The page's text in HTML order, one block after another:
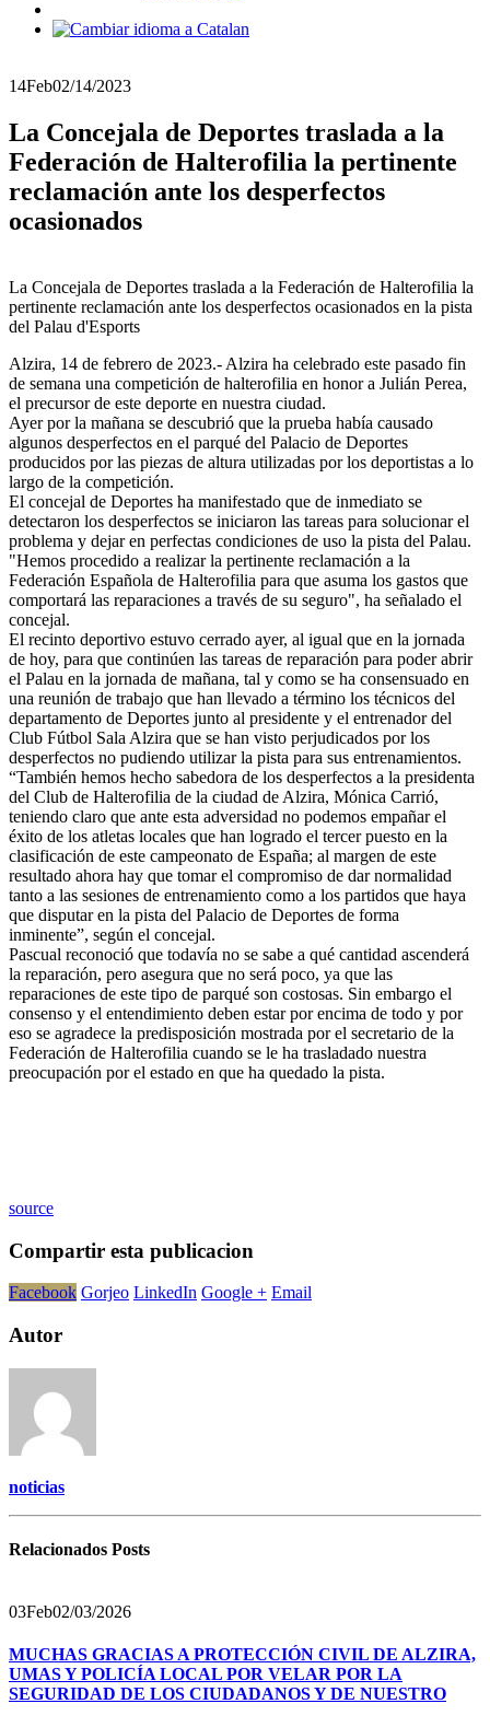
14Feb02/14/2023
La Concejala de Deportes traslada a la
Federación de Halterofilia la pertinente
reclamación ante los desperfectos
ocasionados
La Concejala de Deportes traslada a la Federación de Halterofilia la
pertinente reclamación ante los desperfectos ocasionados en la pista
del Palau d'Esports
Alzira, 14 de febrero de 2023.- Alzira ha celebrado este pasado fin
de semana una competición de halterofilia en honor a Julián Perea,
el precursor de este deporte en nuestra ciudad.
Ayer por la mañana se descubrió que la prueba había causado
algunos desperfectos en el parqué del Palacio de Deportes
producidos por las piezas de altura utilizadas por los deportistas a lo
largo de la competición.
El concejal de Deportes ha manifestado que de inmediato se
detectaron los desperfectos se iniciaron las tareas para solucionar el
problema y dejar en perfectas condiciones de uso la pista del Palau.
"Hemos procedido a realizar la pertinente reclamación a la
Federación Española de Halterofilia para que asuma los gastos que
comportará las reparaciones a través de su seguro", ha señalado el
concejal.
El recinto deportivo estuvo cerrado ayer, al igual que en la jornada
de hoy, para que continúen las tareas de reparación para poder abrir
el Palau en la jornada de mañana, tal y como se ha consensuado en
una reunión de trabajo que han llevado a término los técnicos del
departamento de Deportes junto al presidente y el entrenador del
Club Fútbol Sala Alzira que se han visto perjudicados por los
desperfectos no pudiendo utilizar la pista para sus entrenamientos.
“También hemos hecho sabedora de los desperfectos a la presidenta
del Club de Halterofilia de la ciudad de Alzira, Mónica Carrió,
teniendo claro que ante esta adversidad no podemos empañar el
éxito de los atletas locales que han logrado el tercer puesto en la
clasificación de este campeonato de España; al margen de este
resultado ahora hay que tomar el compromiso de dar normalidad
tanto a las sesiones de entrenamiento como a los partidos que haya
que disputar en la pista del Palacio de Deportes de forma
inminente”, según el concejal.
Pascual reconoció que todavía no se sabe a qué cantidad ascenderá
la reparación, pero asegura que no será poco, ya que las
reparaciones de este tipo de parqué son costosas. Sin embargo el
consenso y el entendimiento deben estar por encima de todo y por
eso se agradece la predisposición mostrada por el secretario de la
Federación de Halterofilia cuando se le ha trasladado nuestra
preocupación por el estado en que ha quedado la pista.
source
Compartir esta publicacion
Facebook Gorjeo LinkedIn Google + Email
Autor
noticias
Relacionados Posts
03Feb02/03/2026
MUCHAS GRACIAS A PROTECCIÓN CIVIL DE ALZIRA,
UMAS Y POLICÍA LOCAL POR VELAR POR LA
SEGURIDAD DE LOS CIUDADANOS Y DE NUESTRO